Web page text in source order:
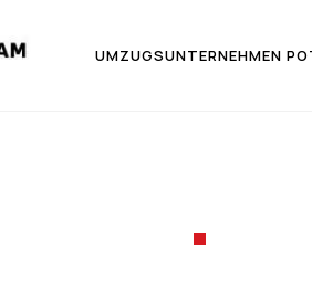
UMZUGSUNTERNEHMEN